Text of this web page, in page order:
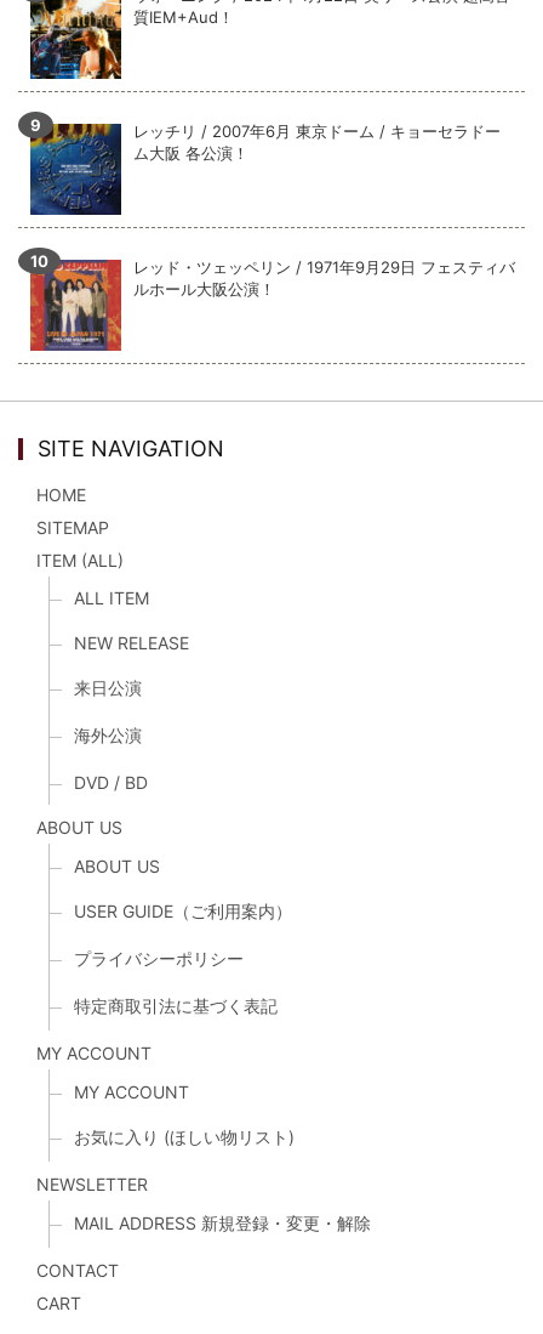
質IEM+Aud！
レッチリ / 2007年6月 東京ドーム / キョーセラドー
ム大阪 各公演！
レッド・ツェッペリン / 1971年9月29日 フェスティバ
ルホール大阪公演！
SITE NAVIGATION
HOME
SITEMAP
ITEM (ALL)
ALL ITEM
NEW RELEASE
来日公演
海外公演
DVD / BD
ABOUT US
ABOUT US
USER GUIDE（ご利用案内）
プライバシーポリシー
特定商取引法に基づく表記
MY ACCOUNT
MY ACCOUNT
お気に入り (ほしい物リスト)
NEWSLETTER
MAIL ADDRESS 新規登録・変更・解除
CONTACT
CART